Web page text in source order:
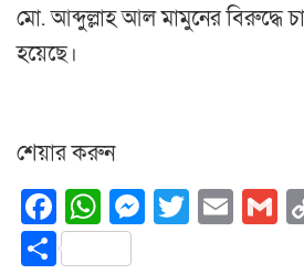
মো. আব্দুল্লাহ আল মামুনের বিরুদ্ধে
হয়েছে।
শেয়ার করুন
Facebook
WhatsApp
Twitter
Share